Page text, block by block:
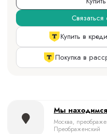
Купить в
Покупка в
Мы
Москва,
Преображенский